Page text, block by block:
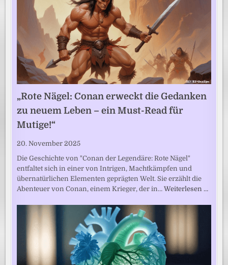
„Rote Nägel: Conan erweckt die Gedanken
zu neuem Leben – ein Must-Read für
Mutige!“
20. November 2025
Die Geschichte von "Conan der Legendäre: Rote Nägel"
entfaltet sich in einer von Intrigen, Machtkämpfen und
übernatürlichen Elementen geprägten Welt. Sie erzählt die
Abenteuer von Conan, einem Krieger, der in…Weiterlesen …